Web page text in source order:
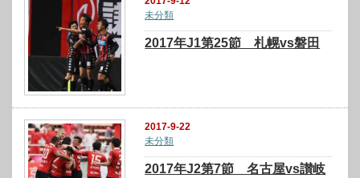
未分類
2017年J1第25節 札幌vs磐田
2017-9-22
未分類
2017年J2第7節 名古屋vs讃岐